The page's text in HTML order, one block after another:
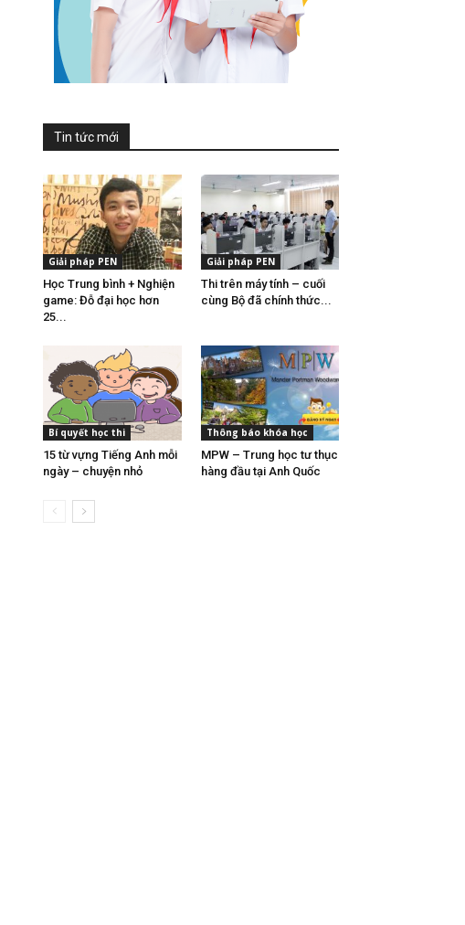
Tin tức mới
Giải pháp PEN
Học Trung bình + Nghiện
game: Đỗ đại học hơn
25...
Giải pháp PEN
Thi trên máy tính – cuối
cùng Bộ đã chính thức...
Bí quyết học thi
15 từ vựng Tiếng Anh mỗi
ngày – chuyện nhỏ
Thông báo khóa học
MPW – Trung học tư thục
hàng đầu tại Anh Quốc